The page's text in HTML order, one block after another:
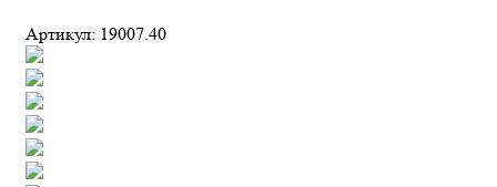
Артикул: 19007.40